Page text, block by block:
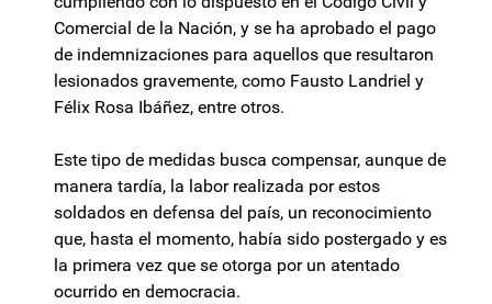
Comercial de la Nación, y se ha aprobado el pago
de indemnizaciones para aquellos que resultaron
lesionados gravemente, como Fausto Landriel y
Félix Rosa Ibáñez, entre otros.
Este tipo de medidas busca compensar, aunque de
manera tardía, la labor realizada por estos
soldados en defensa del país, un reconocimiento
que, hasta el momento, había sido postergado y es
la primera vez que se otorga por un atentado
ocurrido en democracia.